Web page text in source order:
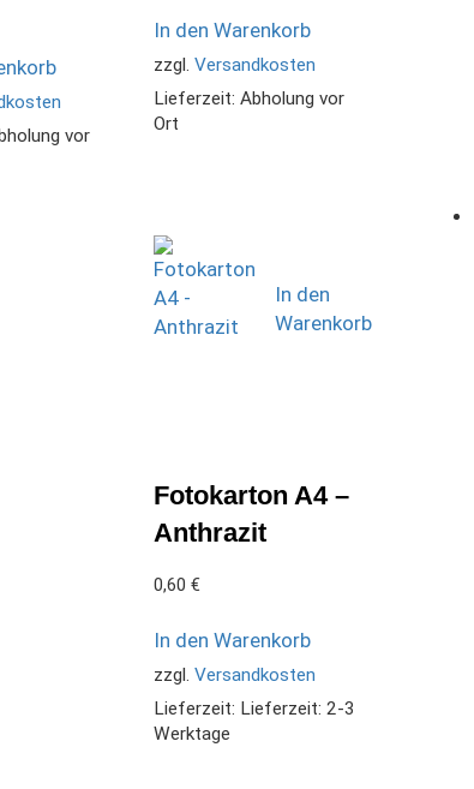
vor
In den Warenkorb
zzgl. Versandkosten
Lieferzeit: Abholung vor
Ort
In den
Warenkorb
Fotokarton A4 –
Anthrazit
0,60 €
In den Warenkorb
zzgl. Versandkosten
Lieferzeit: Lieferzeit: 2-3
Werktage